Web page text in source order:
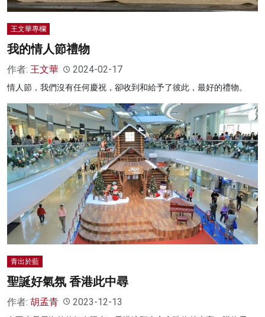
王文華專欄
我的情人節禮物
作者: 王文華 2024-02-17
情人節，我們沒有任何慶祝，卻收到和給予了彼此，最好的禮物。
青出於藍
聖誕好氣氛 香港此中尋
作者: 胡孟青 2023-12-13